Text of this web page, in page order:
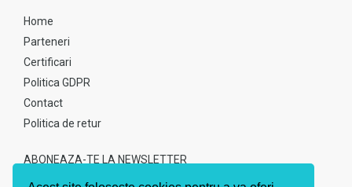
Home
Parteneri
Certificari
Politica GDPR
Contact
Politica de retur
ABONEAZA-TE LA NEWSLETTER